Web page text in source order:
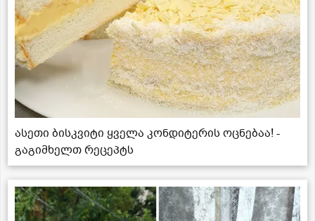
ასეთი ბისკვიტი ყველა კონდიტერის ოცნებაა! -
გაგიმხელთ რეცეპტს